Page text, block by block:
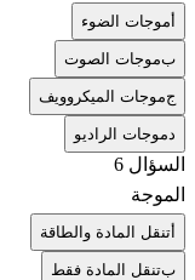
موجات الضوء
بموجات الصوت
جموجات الميكروويف
موجات الراديو
السؤال 6
الموجة
تنقل المادة والطاقة
بتنقل المادة فقط